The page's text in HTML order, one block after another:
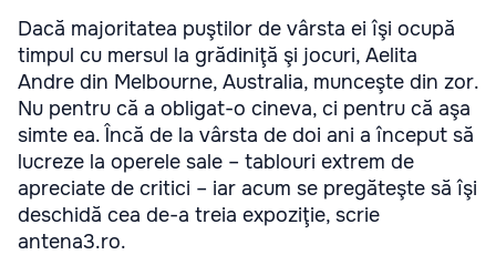
Dacă majoritatea puştilor de vârsta ei îşi ocupă
timpul cu mersul la grădiniţă şi jocuri, Aelita
Andre din Melbourne, Australia, munceşte din zor.
Nu pentru că a obligat-o cineva, ci pentru că aşa
simte ea. Încă de la vârsta de doi ani a început să
lucreze la operele sale – tablouri extrem de
apreciate de critici – iar acum se pregăteşte să îşi
deschidă cea de-a treia expoziţie, scrie
antena3.ro.